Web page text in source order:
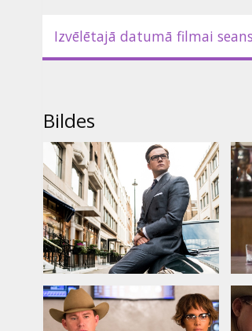
Izvēlētajā datumā filmai
Bildes